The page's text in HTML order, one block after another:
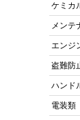
ケミカ
メンテ
エンジ
盗難防
ハンド
電装類